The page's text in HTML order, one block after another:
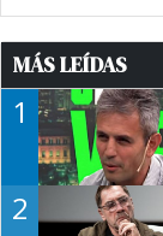
MÁS LEÍDAS
1
2